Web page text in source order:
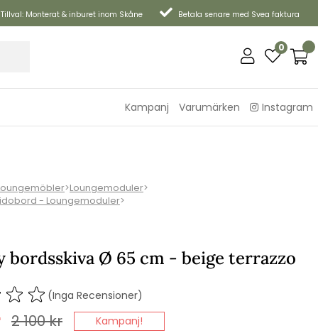
Tillval: Monterat & inburet inom Skåne Betala senare med Svea faktura
0
Kampanj Varumärken Instagram
>Loungemoduler>
- Loungemoduler>
bordsskiva Ø 65 cm - beige terrazzo
(Inga Recensioner)
2 100kr Kampanj!